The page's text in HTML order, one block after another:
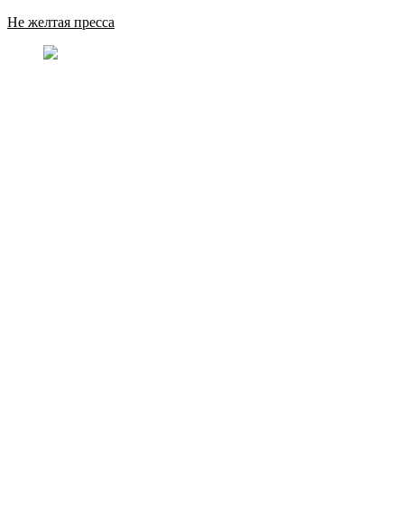
Не желтая пресса